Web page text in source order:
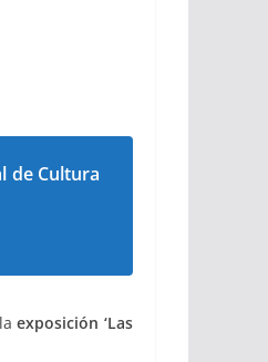
de Cultura
laexposición ‘Las